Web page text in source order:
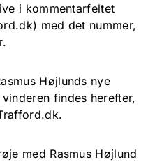
i kommentarfeltet
med det nummer,
Højlunds nye
findes herefter,
med Rasmus Højlund